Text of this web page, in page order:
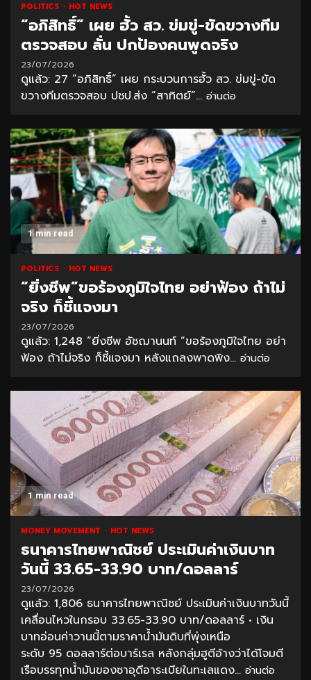
POLITICS HOT NEWS
“อภิสิทธิ์” เผย ฮั้ว สว. ข่มขู่-ขัดขวางทีม
ตรวจสอบ ลั่น ปกป้องคนพูดจริง
23/07/2026
ดูแล้ว: 27 “อภิสิทธิ์” เผย กระบวนการฮั้ว สว. ข่มขู่-ขัด
ขวางทีมตรวจสอบ ปชป.ส่ง “สาทิตย์”... อ่านต่อ
1 min read
POLITICS HOT NEWS
“ยิ่งชีพ”ขอร้องภูมิใจไทย อย่าฟ้อง ถ้าไม่
จริง ก็ชี้แจงมา
23/07/2026
ดูแล้ว: 1,248 “ยิ่งชีพ อัชฌานนท์ “ขอร้องภูมิใจไทย อย่า
ฟ้อง ถ้าไม่จริง ก็ชี้แจงมา หลังแถลงพาดพิง... อ่านต่อ
1 min read
MONEY MOVEMENT HOT NEWS
ธนาคารไทยพาณิชย์ ประเมินค่าเงินบาท
วันนี้ 33.65-33.90 บาท/ดอลลาร์
23/07/2026
ดูแล้ว: 1,806 ธนาคารไทยพาณิชย์ ประเมินค่าเงินบาทวันนี้
เคลื่อนไหวในกรอบ 33.65-33.90 บาท/ดอลลาร์ • เงิน
บาทอ่อนค่าวานนี้ตามราคาน้ำมันดิบที่พุ่งเหนือ
ระดับ 95 ดอลลาร์ต่อบาร์เรล หลังกลุ่มฮูตีอ้างว่าได้โจมตี
เรือบรรทุกน้ำมันของซาอุดีอาระเบียในทะเลแดง... อ่านต่อ